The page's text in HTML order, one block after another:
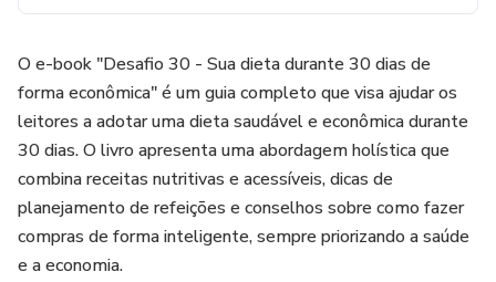
O e-book "Desafio 30 - Sua dieta durante 30 dias de
forma econômica" é um guia completo que visa ajudar os
leitores a adotar uma dieta saudável e econômica durante
30 dias. O livro apresenta uma abordagem holística que
combina receitas nutritivas e acessíveis, dicas de
planejamento de refeições e conselhos sobre como fazer
compras de forma inteligente, sempre priorizando a saúde
e a economia.